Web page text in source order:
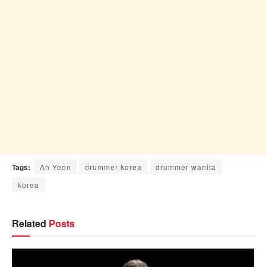
Tags: Ah Yeon drummer korea
drummer wanita
korea
Related Posts